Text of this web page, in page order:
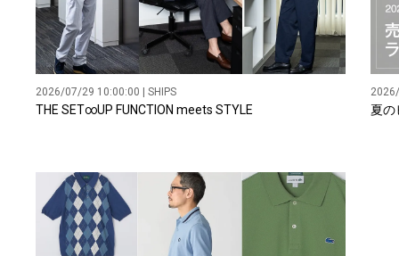
2026/07/29 10:00:00 | SHIPS
THE SET∞UP FUNCTION meets STYLE 夏の